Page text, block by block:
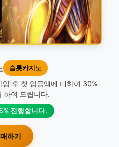
슬롯카지노
후 첫 입금액에 대하여 30%
하여 드립니다.
진행합니다.
하기